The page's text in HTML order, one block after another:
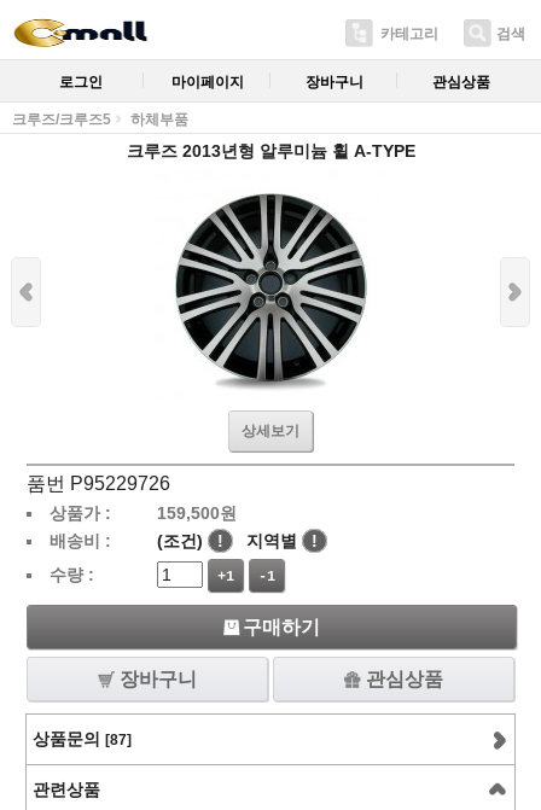
카테고리 검색
로그인 마이페이지 장바구니 관심상품
크루즈/크루즈5 하체부품
크루즈 2013년형 알루미늄 휠 A-TYPE
상세보기
품번 P95229726
상품가 : 159,500원
배송비 :
(조건) ! 지역별
!
수량 :
+1 -1
구매하기
장바구니 관심상품
상품문의 [87]
관련상품